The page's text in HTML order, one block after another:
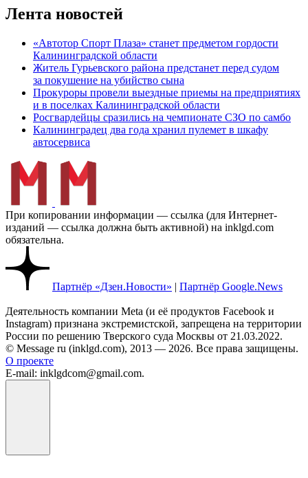
Лента новостей
«Автотор Спорт Плаза» станет предметом гордости
Калининградской области
Житель Гурьевского района предстанет перед судом
за покушение на убийство сына
Прокуроры провели выездные приемы на предприятиях
и в поселках Калининградской области
Росгвардейцы сразились на чемпионате СЗО по самбо
Калининградец два года хранил пулемет в шкафу
автосервиса
При копировании информации — ссылка (для Интернет-
изданий — ссылка должна быть активной) на inklgd.com
обязательна.
Партнёр «Дзен.Новости» | Партнёр Google.News
Деятельность компании Meta (и её продуктов Facebook и
Instagram) признана экстремистской, запрещена на территории
России по решению Тверского суда Москвы от 21.03.2022.
© Message ru (inklgd.com), 2013 — 2026. Все права защищены.
О проекте
E-mail: inklgdcom@gmail.com.